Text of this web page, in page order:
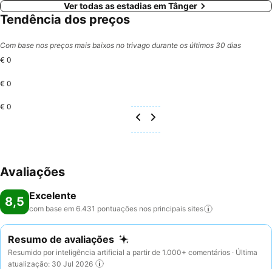
Ver todas as estadias em Tânger
Tendência dos preços
Com base nos preços mais baixos no trivago durante os últimos 30 dias
€ 0
€ 0
€ 0
Avaliações
8,5 Excelente
com base em 6.431 pontuações nos principais sites
Resumo de avaliações
Resumido por inteligência artificial a partir de 1.000+ comentários · Última
atualização: 30 Jul 2026